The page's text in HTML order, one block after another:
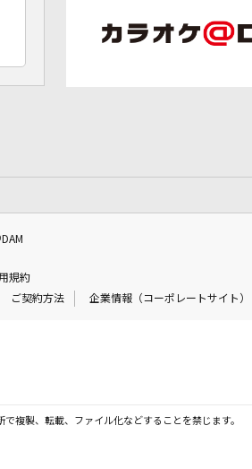
規約
ご契約方法 企業情報（コーポレートサイト）
複製、転載、ファイル化などすることを禁じます。